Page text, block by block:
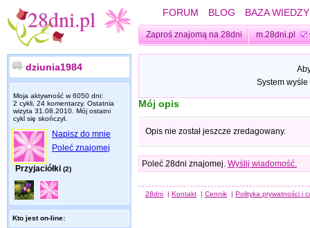
FORUM BLOG BAZA WIEDZY
Zaproś znajomą na 28dni m.28dni.pl
dziunia1984
Moja aktywność w 6050 dni:
2 cykli, 24 komentarzy. Ostatnia
wizyta 31.08.2010 . Mój ostatni
cykl się skończył.
Napisz do mnie
Poleć znajomej
Przyjaciółki (2)
Kto jest on-line:
System
Mój opis
Opis nie został jeszcze zredagowany.
Poleć 28dni znajomej. Wyślij wiadomość.
28dni | Kontakt | Cennik | Polityka prywatności i